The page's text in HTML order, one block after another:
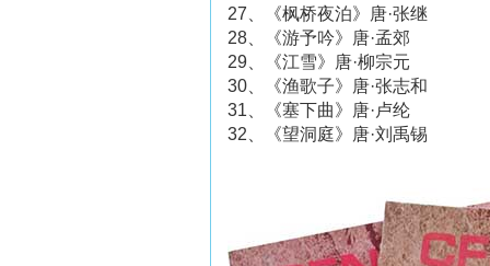
27、《枫桥夜泊》唐·张继
28、《游予吟》唐·孟郊
29、《江雪》唐·柳宗元
30、《渔歌子》唐·张志和
31、《塞下曲》唐·卢纶
32、《望洞庭》唐·刘禹锡